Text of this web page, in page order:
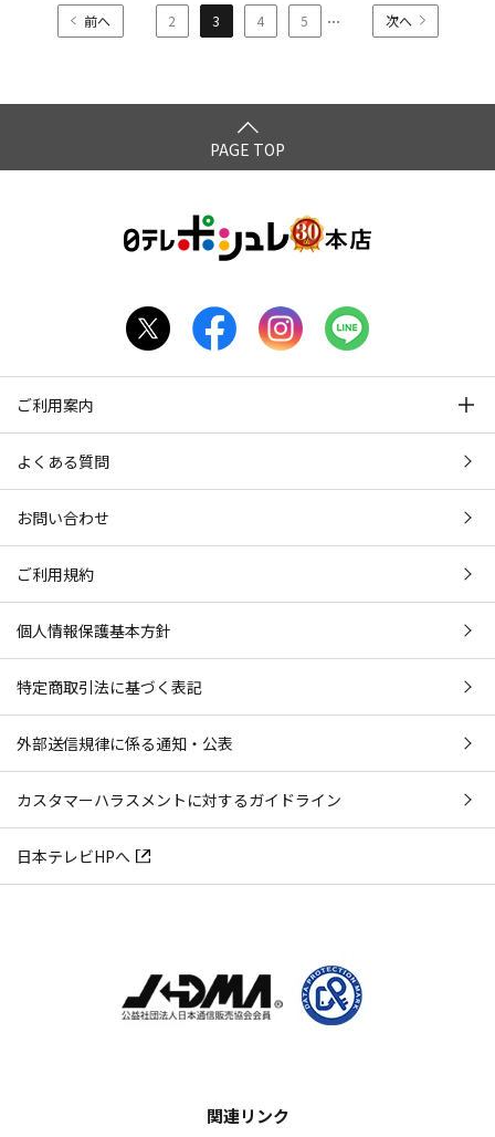
前へ 2 3 4 5 ... 次へ
PAGE TOP
ご利用案内
よくある質問
お問い合わせ
ご利用規約
個人情報保護基本方針
特定商取引法に基づく表記
外部送信規律に係る通知・公表
カスタマーハラスメントに対するガイドライン
日本テレビHPへ
関連リンク